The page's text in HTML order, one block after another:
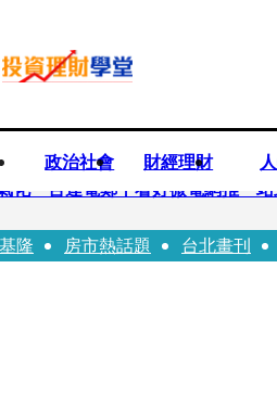
政治社會 財經理財
化 台達電鄭平看好微電網推一站
立院三讀藍白兒少未來帳戶 政
隆 房市熱話題 台北畫刊